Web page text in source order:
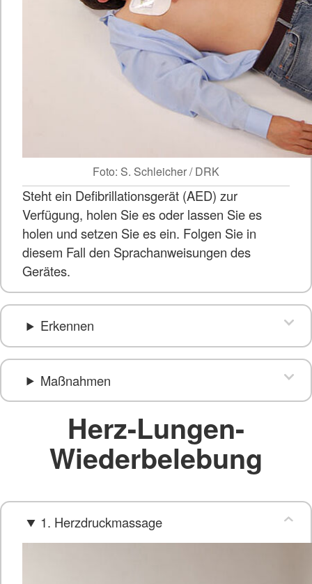
Foto: S. Schleicher / DRK
Steht ein Defibrillationsgerät (AED) zur
Verfügung, holen Sie es oder lassen Sie es
holen und setzen Sie es ein. Folgen Sie in
diesem Fall den Sprachanweisungen des
Gerätes.
Erkennen
Maßnahmen
Herz-Lungen-
Wiederbelebung
1. Herzdruckmassage